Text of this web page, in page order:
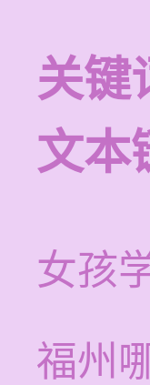
关键
文本
女孩
福州